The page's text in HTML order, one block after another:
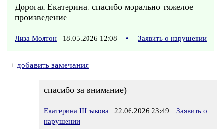
Дорогая Екатерина, спасибо морально тяжелое
произведение
Лиза Молтон 18.05.2026 12:08 • Заявить о нарушении
+ добавить замечания
спасибо за внимание)
Екатерина Штыкова 22.06.2026 23:49
Заявить о
нарушении